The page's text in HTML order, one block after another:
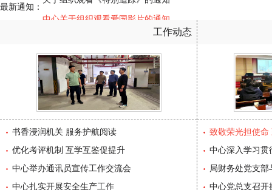
最新通知：
中心关于组织观看爱国影片的通知
关于组织观看《特别追踪》的通知
中心关于组织观看爱国影片的通知
机关单位工作人员健康防护手册
工作动态
优化考评机制 互学互鉴促提升
04-28
书香浸润机关 服务护航阅读
04-13
优化考评机制 互学互鉴促提升
03-16
中心举办通讯员宣传工作交流会
03-02
中心扎实开展安全生产工作
中心深入学习贯彻
致敬荣光担使命
中心深入学习贯
实绩服务“十五
局财务处党支
主题党日活动
中心党总支召开